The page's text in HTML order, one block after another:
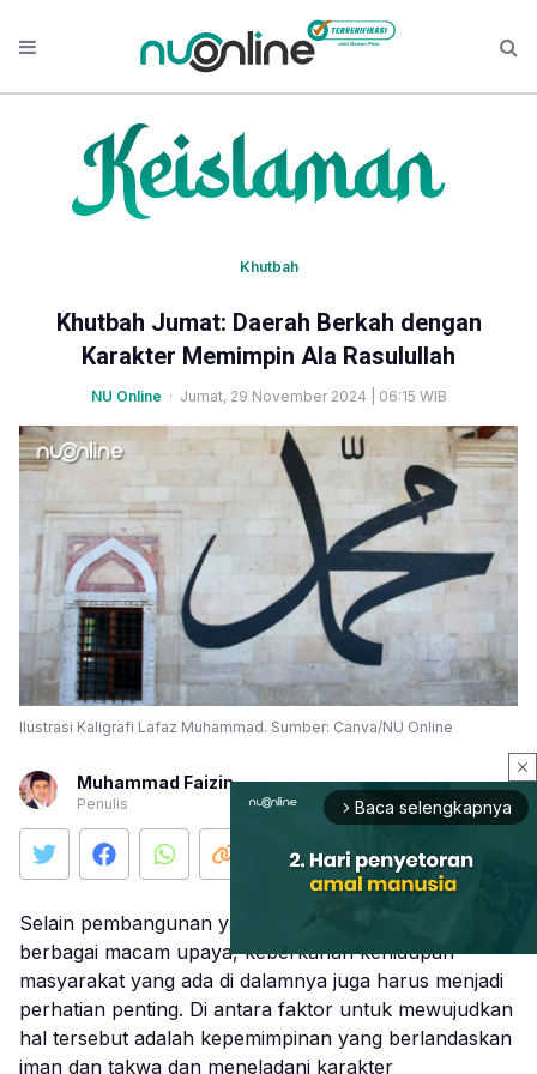
Khutbah
Khutbah Jumat: Daerah Berkah dengan
Karakter Memimpin Ala Rasulullah
NU Online · Jumat, 29 November 2024 | 06:15 WIB
Ilustrasi Kaligrafi Lafaz Muhammad. Sumber: Canva/NU Online
Muhammad Faizin
Penulis
Selain pembangunan yang terus dilakukan melalui
berbagai macam upaya, keberkahan kehidupan
masyarakat yang ada di dalamnya juga harus menjadi
perhatian penting. Di antara faktor untuk mewujudkan
hal tersebut adalah kepemimpinan yang berlandaskan
iman dan takwa dan meneladani karakter
close
arrow_forward_ios Baca selengkapnya
Mute